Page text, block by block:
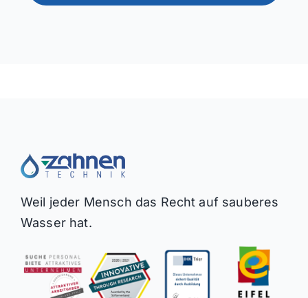
Weil jeder Mensch das Recht auf sauberes
Wasser hat.